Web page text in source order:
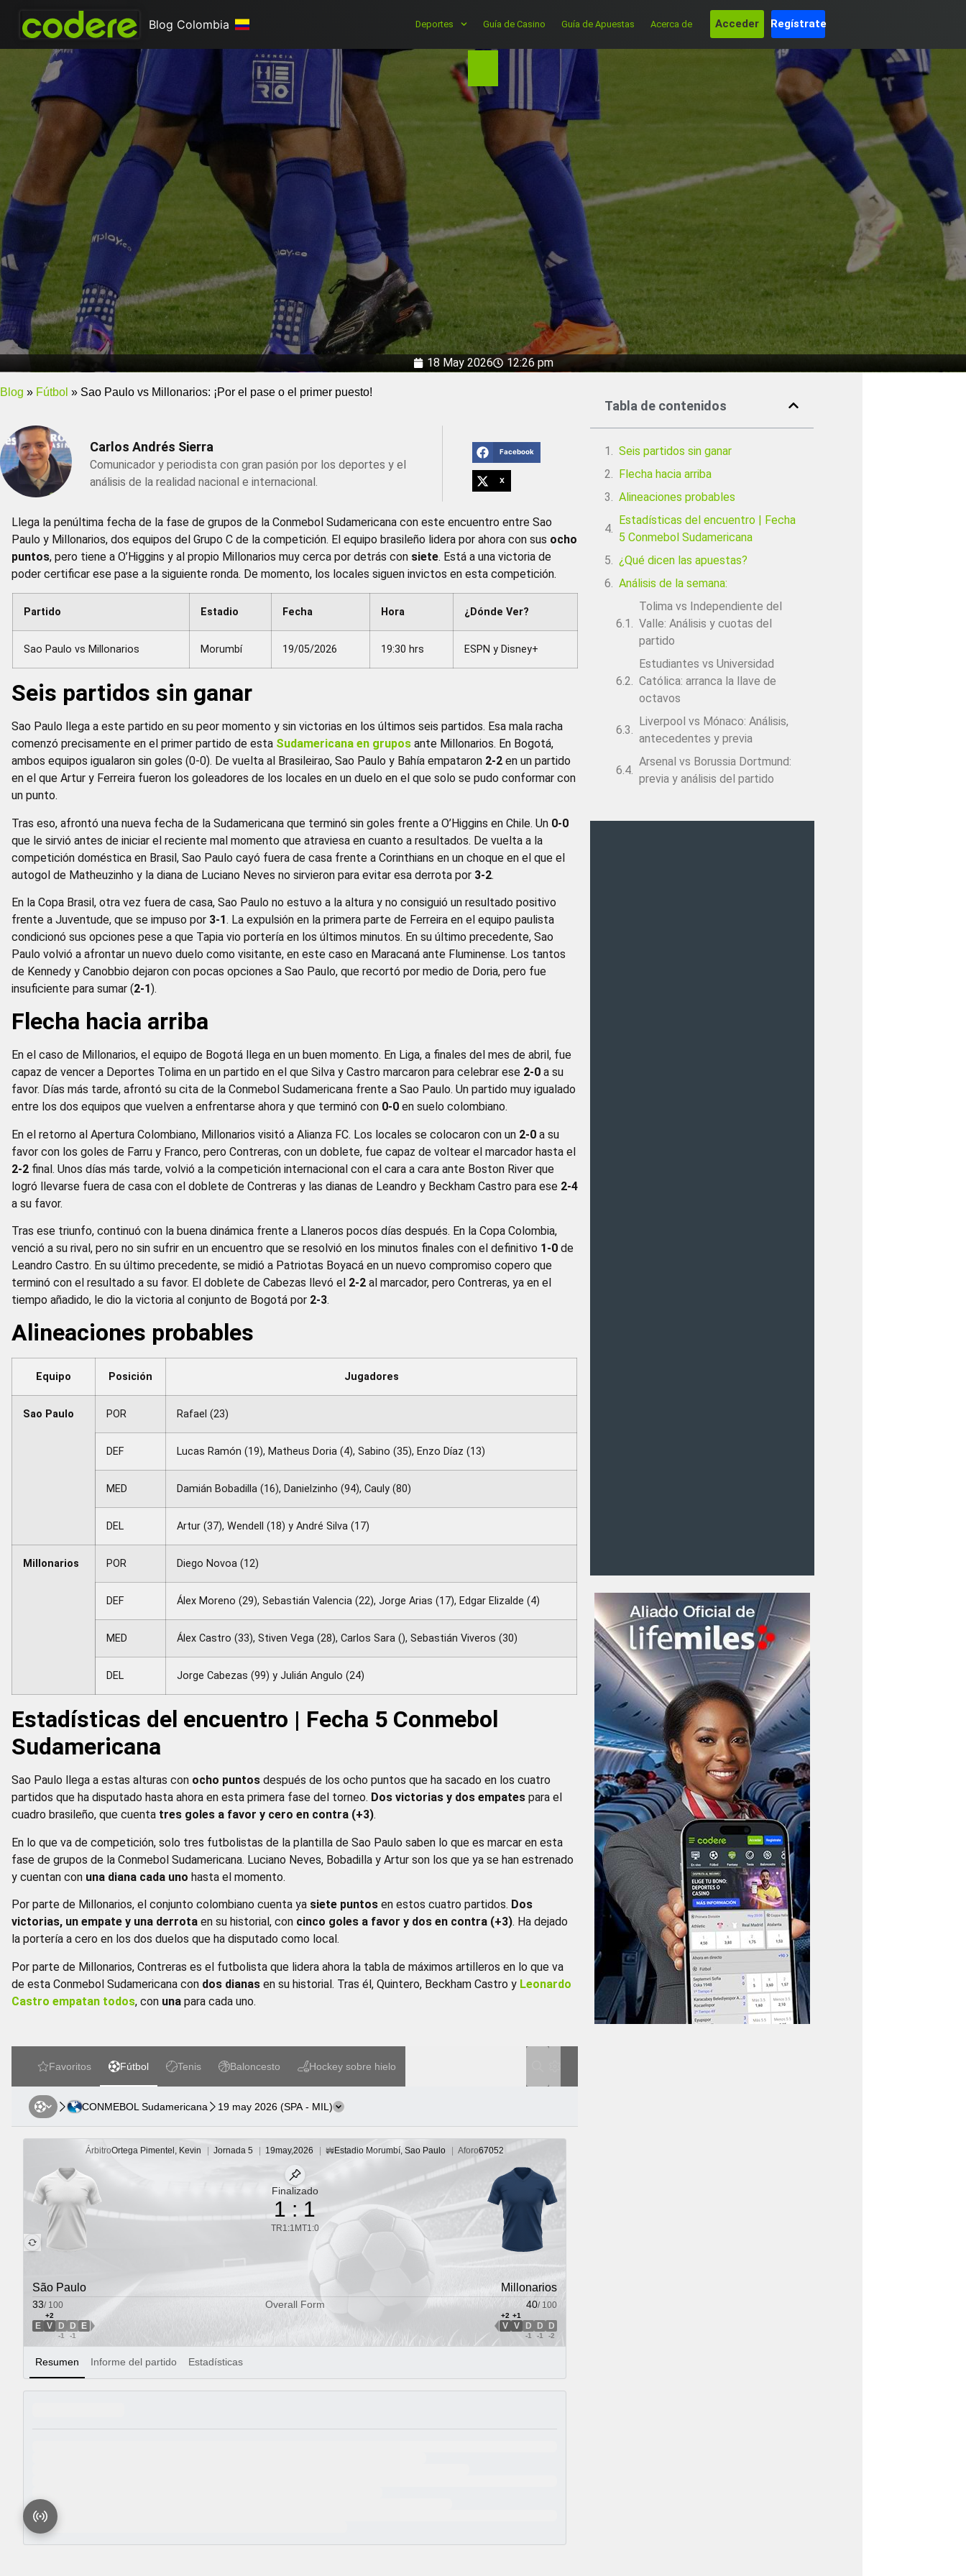
Blog Colombia Deportes Guía de Casino Guía de Apuestas Acerca de Acceder Regístrate
18 May 2026 12:26 pm
Blog » Fútbol » Sao Paulo vs Millonarios: ¡Por el pase o el primer puesto!
Carlos Andrés Sierra
Comunicador y periodista con gran pasión por los deportes y el
análisis de la realidad nacional e internacional.
Facebook
X
Llega la penúltima fecha de la fase de grupos de la Conmebol Sudamericana con este encuentro entre Sao
Paulo y Millonarios, dos equipos del Grupo C de la competición. El equipo brasileño lidera por ahora con sus ocho
puntos, pero tiene a O’Higgins y al propio Millonarios muy cerca por detrás con siete. Está a una victoria de
poder certificar ese pase a la siguiente ronda. De momento, los locales siguen invictos en esta competición.
Partido Estadio Fecha Hora ¿Dónde Ver?
Sao Paulo vs Millonarios Morumbí 19/05/2026 19:30 hrs ESPN y Disney+
Seis partidos sin ganar
Sao Paulo llega a este partido en su peor momento y sin victorias en los últimos seis partidos. Esa mala racha
comenzó precisamente en el primer partido de esta Sudamericana en grupos ante Millonarios. En Bogotá,
ambos equipos igualaron sin goles (0-0). De vuelta al Brasileirao, Sao Paulo y Bahía empataron 2-2 en un partido
en el que Artur y Ferreira fueron los goleadores de los locales en un duelo en el que solo se pudo conformar con
un punto.
Tras eso, afrontó una nueva fecha de la Sudamericana que terminó sin goles frente a O’Higgins en Chile. Un 0-0
que le sirvió antes de iniciar el reciente mal momento que atraviesa en cuanto a resultados. De vuelta a la
competición doméstica en Brasil, Sao Paulo cayó fuera de casa frente a Corinthians en un choque en el que el
autogol de Matheuzinho y la diana de Luciano Neves no sirvieron para evitar esa derrota por 3-2.
En la Copa Brasil, otra vez fuera de casa, Sao Paulo no estuvo a la altura y no consiguió un resultado positivo
frente a Juventude, que se impuso por 3-1. La expulsión en la primera parte de Ferreira en el equipo paulista
condicionó sus opciones pese a que Tapia vio portería en los últimos minutos. En su último precedente, Sao
Paulo volvió a afrontar un nuevo duelo como visitante, en este caso en Maracaná ante Fluminense. Los tantos
de Kennedy y Canobbio dejaron con pocas opciones a Sao Paulo, que recortó por medio de Doria, pero fue
insuficiente para sumar (2-1).
Flecha hacia arriba
En el caso de Millonarios, el equipo de Bogotá llega en un buen momento. En Liga, a finales del mes de abril, fue
capaz de vencer a Deportes Tolima en un partido en el que Silva y Castro marcaron para celebrar ese 2-0 a su
favor. Días más tarde, afrontó su cita de la Conmebol Sudamericana frente a Sao Paulo. Un partido muy igualado
entre los dos equipos que vuelven a enfrentarse ahora y que terminó con 0-0 en suelo colombiano.
En el retorno al Apertura Colombiano, Millonarios visitó a Alianza FC. Los locales se colocaron con un 2-0 a su
favor con los goles de Farru y Franco, pero Contreras, con un doblete, fue capaz de voltear el marcador hasta el
2-2 final. Unos días más tarde, volvió a la competición internacional con el cara a cara ante Boston River que
logró llevarse fuera de casa con el doblete de Contreras y las dianas de Leandro y Beckham Castro para ese 2-4
a su favor.
Tras ese triunfo, continuó con la buena dinámica frente a Llaneros pocos días después. En la Copa Colombia,
venció a su rival, pero no sin sufrir en un encuentro que se resolvió en los minutos finales con el definitivo 1-0 de
Leandro Castro. En su último precedente, se midió a Patriotas Boyacá en un nuevo compromiso copero que
terminó con el resultado a su favor. El doblete de Cabezas llevó el 2-2 al marcador, pero Contreras, ya en el
tiempo añadido, le dio la victoria al conjunto de Bogotá por 2-3.
Alineaciones probables
Equipo Posición Jugadores
Sao Paulo POR Rafael (23)
DEF Lucas Ramón (19), Matheus Doria (4), Sabino (35), Enzo Díaz (13)
MED Damián Bobadilla (16), Danielzinho (94), Cauly (80)
DEL Artur (37), Wendell (18) y André Silva (17)
Millonarios POR Diego Novoa (12)
DEF Álex Moreno (29), Sebastián Valencia (22), Jorge Arias (17), Edgar Elizalde (4)
MED Álex Castro (33), Stiven Vega (28), Carlos Sara (), Sebastián Viveros (30)
DEL Jorge Cabezas (99) y Julián Angulo (24)
Estadísticas del encuentro | Fecha 5 Conmebol
Sudamericana
Sao Paulo llega a estas alturas con ocho puntos después de los ocho puntos que ha sacado en los cuatro
partidos que ha disputado hasta ahora en esta primera fase del torneo. Dos victorias y dos empates para el
cuadro brasileño, que cuenta tres goles a favor y cero en contra (+3).
En lo que va de competición, solo tres futbolistas de la plantilla de Sao Paulo saben lo que es marcar en esta
fase de grupos de la Conmebol Sudamericana. Luciano Neves, Bobadilla y Artur son los que ya se han estrenado
y cuentan con una diana cada uno hasta el momento.
Por parte de Millonarios, el conjunto colombiano cuenta ya siete puntos en estos cuatro partidos. Dos
victorias, un empate y una derrota en su historial, con cinco goles a favor y dos en contra (+3). Ha dejado
la portería a cero en los dos duelos que ha disputado como local.
Por parte de Millonarios, Contreras es el futbolista que lidera ahora la tabla de máximos artilleros en lo que va
de esta Conmebol Sudamericana con dos dianas en su historial. Tras él, Quintero, Beckham Castro y Leonardo
Castro empatan todos, con una para cada uno.
Tabla de contenidos
Seis partidos sin ganar
Flecha hacia arriba
Alineaciones probables
Estadísticas del encuentro | Fecha
5 Conmebol Sudamericana
¿Qué dicen las apuestas?
Análisis de la semana:
Tolima vs Independiente del
Valle: Análisis y cuotas del
partido
Estudiantes vs Universidad
Católica: arranca la llave de
octavos
Liverpool vs Mónaco: Análisis,
antecedentes y previa
Arsenal vs Borussia Dortmund:
previa y análisis del partido